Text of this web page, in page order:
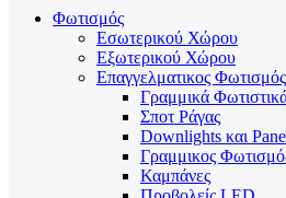
Φωτισμός
Εσωτερικού Χώρου
Εξωτερικού Χώρου
Επαγγελματικος Φωτισμός
Γραμμικά
Σποτ Ράγας
Downlights και
Γραμμικος
Καμπάνες